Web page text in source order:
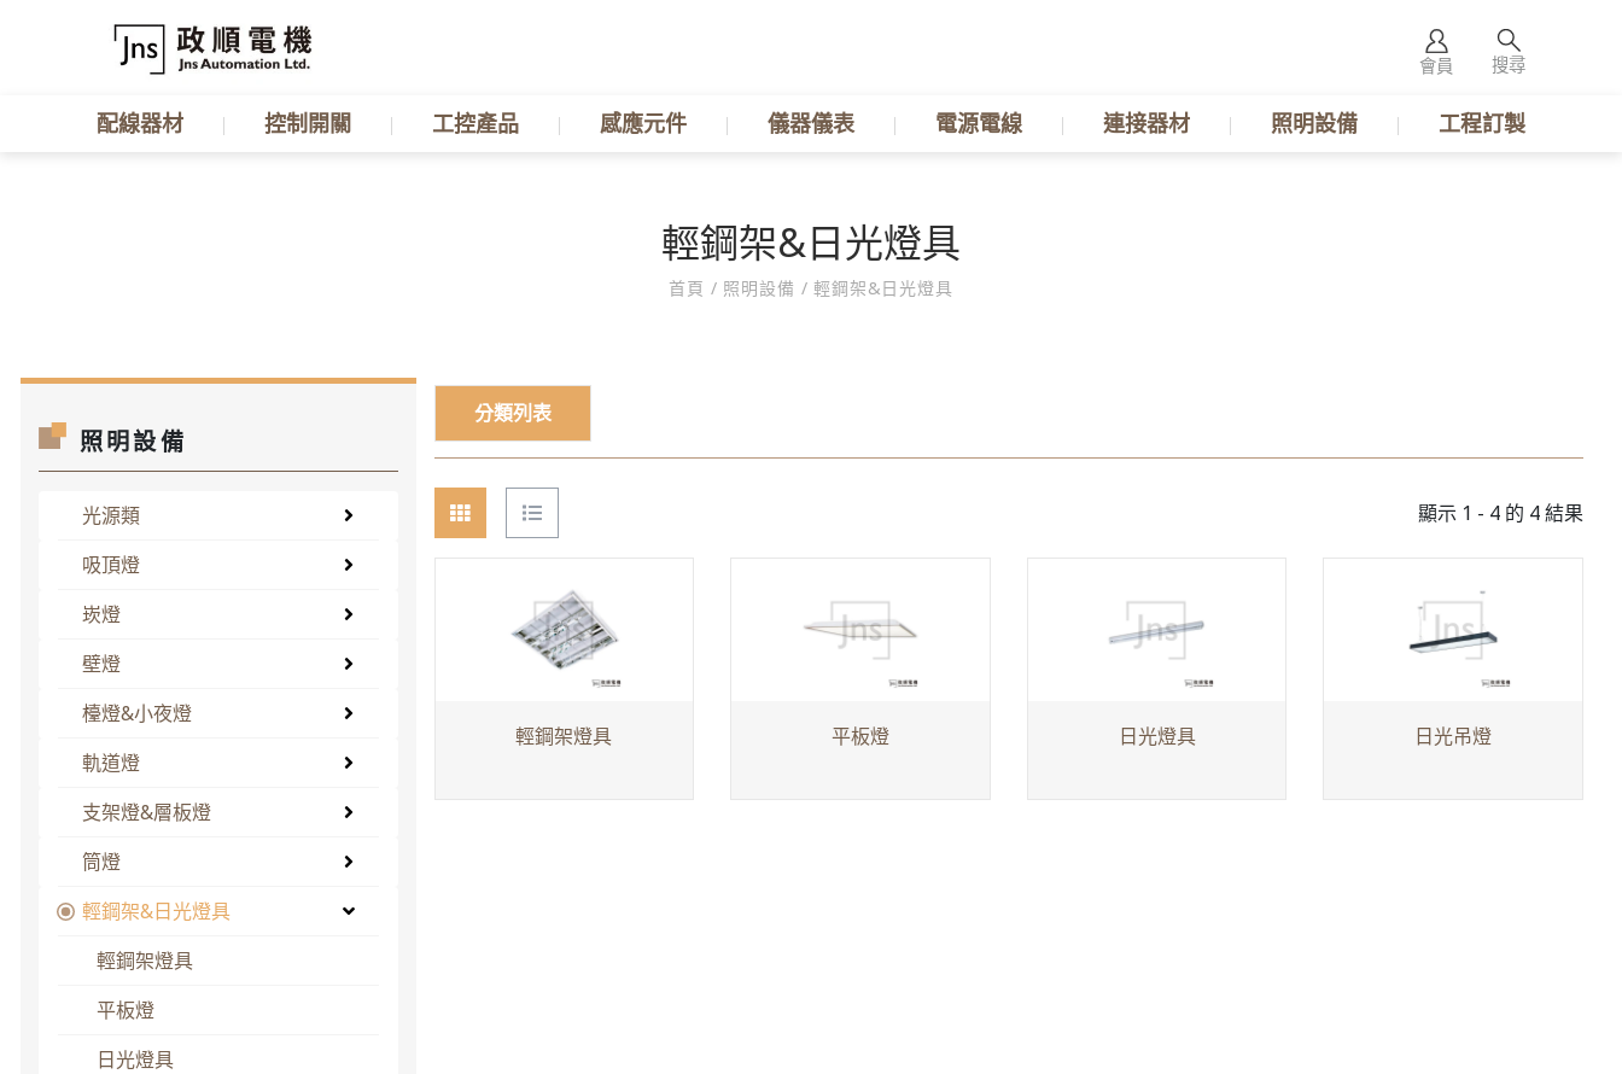
會員 搜尋
配線器材 控制開關 工控產品 感應元件 儀器儀表 電源電線 連接器材 照明設備 工程訂製
輕鋼架&日光燈具
首頁 / 照明設備 / 輕鋼架&日光燈具
照明設備
光源類
吸頂燈
崁燈
壁燈
檯燈&小夜燈
軌道燈
支架燈&層板燈
筒燈
輕鋼架&日光燈具
輕鋼架燈具
平板燈
日光燈具
分類列表
顯示 1 - 4 的 4 結果
輕鋼架燈具 平板燈 日光燈具 日光吊燈